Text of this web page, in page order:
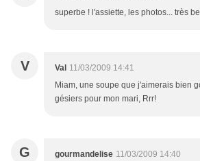
superbe ! l'assiette, les photos... très
V Val 11/03/2009 14:41
Miam, une soupe que j'aimerais bien
gésiers pour mon mari, Rrr!
G gourmandelise 11/03/2009 14:40